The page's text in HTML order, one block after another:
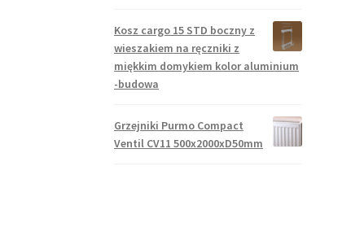
Kosz cargo 15 STD boczny z
wieszakiem na ręczniki z
miękkim domykiem kolor aluminium
-budowa
Grzejniki Purmo Compact
Ventil CV11 500x2000xD50mm